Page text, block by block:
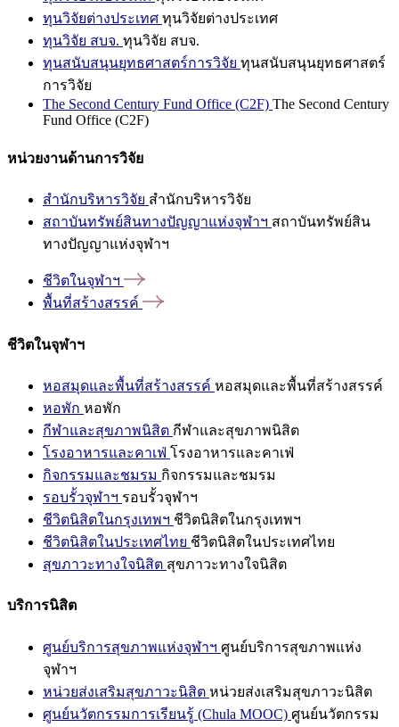
ทุนวิจัยต่างประเทศ ทุนวิจัยต่างประเทศ
ทุนวิจัย สบจ. ทุนวิจัย สบจ.
ทุนสนับสนุนยุทธศาสตร์การวิจัย ทุนสนับสนุนยุทธศาสตร์
การวิจัย
The Second Century Fund Office (C2F) The Second Century
Fund Office (C2F)
หน่วยงานด้านการวิจัย
สำนักบริหารวิจัย สำนักบริหารวิจัย
สถาบันทรัพย์สินทางปัญญาแห่งจุฬาฯ สถาบันทรัพย์สิน
ทางปัญญาแห่งจุฬาฯ
ชีวิตในจุฬาฯ
พื้นที่สร้างสรรค์
ชีวิตในจุฬาฯ
หอสมุดและพื้นที่สร้างสรรค์ หอสมุดและพื้นที่สร้างสรรค์
หอพัก หอพัก
กีฬาและสุขภาพนิสิต กีฬาและสุขภาพนิสิต
โรงอาหารและคาเฟ่ โรงอาหารและคาเฟ่
กิจกรรมและชมรม กิจกรรมและชมรม
รอบรั้วจุฬาฯ รอบรั้วจุฬาฯ
ชีวิตนิสิตในกรุงเทพฯ ชีวิตนิสิตในกรุงเทพฯ
ชีวิตนิสิตในประเทศไทย ชีวิตนิสิตในประเทศไทย
สุขภาวะทางใจนิสิต สุขภาวะทางใจนิสิต
บริการนิสิต
ศูนย์บริการสุขภาพแห่งจุฬาฯ ศูนย์บริการสุขภาพแห่ง
จุฬาฯ
หน่วยส่งเสริมสุขภาวะนิสิต หน่วยส่งเสริมสุขภาวะนิสิต
ศูนย์นวัตกรรมการเรียนรู้ (Chula MOOC) ศูนย์นวัตกรรม